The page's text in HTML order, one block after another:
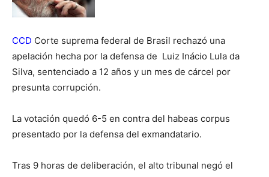
CCD Corte suprema federal de Brasil rechazó una
apelación hecha por la defensa de Luiz Inácio Lula da
Silva, sentenciado a 12 años y un mes de cárcel por
presunta corrupción.
La votación quedó 6-5 en contra del habeas corpus
presentado por la defensa del exmandatario.
Tras 9 horas de deliberación, el alto tribunal negó el